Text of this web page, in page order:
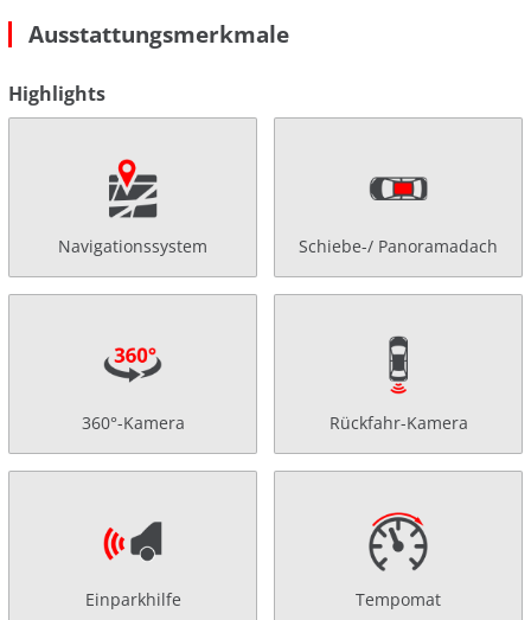
Ausstattungsmerkmale
Highlights
Navigationssystem Schiebe-/ Panoramadach
360°-Kamera Rückfahr-Kamera
Einparkhilfe Tempomat